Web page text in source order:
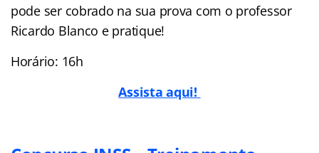
pode ser cobrado na sua prova com o professor
Ricardo Blanco e pratique!
Horário: 16h
Assista aqui!